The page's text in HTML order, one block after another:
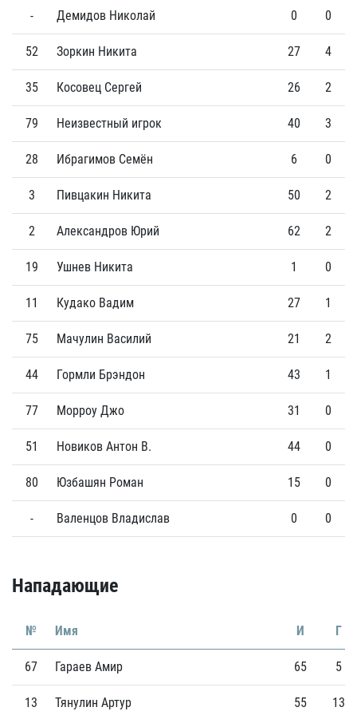
- Демидов Николай 0 0
52 Зоркин Никита 27 4
35 Косовец Сергей 26 2
79 Неизвестный игрок 40 3
28 Ибрагимов Семён 6 0
3 Пивцакин Никита 50 2
2 Александров Юрий 62 2
19 Ушнев Никита 1 0
11 Кудако Вадим 27 1
75 Мачулин Василий 21 2
44 Гормли Брэндон 43 1
77 Морроу Джо 31 0
51 Новиков Антон В. 44 0
80 Юзбашян Роман 15 0
- Валенцов Владислав 0 0
Нападающие
№ Имя И Г
67 Гараев Амир 65 5
13 Тянулин Артур 55 13